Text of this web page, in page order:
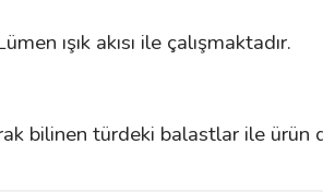
ışık akısı ile çalışmaktadır.
bilinen türdeki balastlar ile